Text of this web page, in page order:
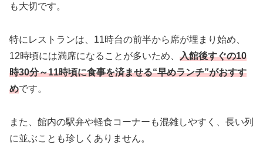
も大切です。
特にレストランは、11時台の前半から席が埋まり始め、
12時頃には満席になることが多いため、 入館後すぐの10
時30分～11時頃に食事を済ませる“早めランチ”がおすす
めです。
また、館内の駅弁や軽食コーナーも混雑しやすく、長い列
に並ぶことも珍しくありません。